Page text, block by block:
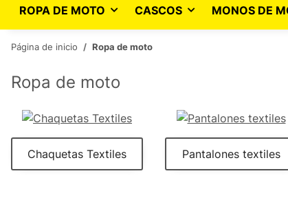
ROPA DE MOTO CASCOS MONOS DE
Página de inicio Ropa de moto
Ropa de moto
Chaquetas Textiles Pantalones textiles